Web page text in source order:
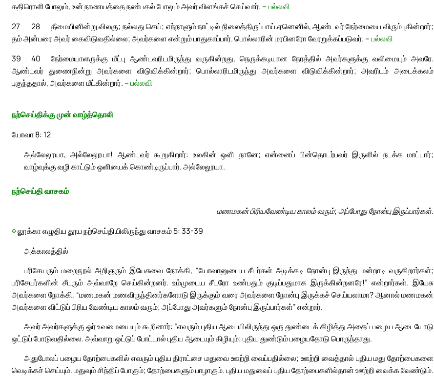
கதிரொளி போலும், உன் நாணயத்தை நண்பகல் போலும் அவர் விளங்கச் செய்வார். –பல்லவி
27
தீமையினின்று விலகு; நல்லது செய்; எந்நாளும் நாட்டில் நிலைத்திருப்பாய்.
28
ஏனெனில், ஆண்டவர் நேர்மையை விரும்புகின்றார்;
தம் அன்பரை அவர் கைவிடுவதில்லை; அவர்களை என்றும் பாதுகாப்பார். பொல்லாரின் மரபினரோ வேரறுக்கப்படுவர். –பல்லவி
39
நேர்மையாளருக்கு மீட்பு ஆண்டவரிடமிருந்து வருகின்றது, நெருக்கடியான நேரத்தில் அவர்களுக்கு வலிமையும் அவரே.
40
ஆண்டவர் துணைநின்று அவர்களை விடுவிக்கின்றார்; பொல்லாரிடமிருந்து அவர்களை விடுவிக்கின்றார்; அவரிடம் அடைக்கலம்
புகுந்ததால், அவர்களை மீட்கின்றார். –பல்லவி
நற்செய்திக்கு முன் வாழ்த்தொலி
யோவா 8: 12
அல்லேலூயா, அல்லேலூயா! ஆண்டவர் கூறுகிறார்: உலகின் ஒளி நானே; என்னைப் பின்தொடர்பவர் இருளில் நடக்க மாட்டார்;
வாழ்வுக்கு வழி காட்டும் ஒளியைக் கொண்டிருப்பார். அல்லேலூயா.
நற்செய்தி வாசகம்
மணமகன் பிரியவேண்டிய காலம் வரும்; அப்போது நோன்பு இருப்பார்கள்.
✠லூக்கா எழுதிய தூய நற்செய்தியிலிருந்து வாசகம் 5: 33-39
அக்காலத்தில்
பரிசேயரும் மறைநூல் அறிஞரும் இயேசுவை நோக்கி, “யோவானுடைய சீடர்கள் அடிக்கடி நோன்பு இருந்து மன்றாடி வருகிறார்கள்;
பரிசேயர்களின் சீடரும் அவ்வாறே செய்கின்றனர். உம்முடைய சீடரோ உண்பதும் குடிப்பதுமாக இருக்கின்றனரே!” என்றார்கள். இயேசு
அவர்களை நோக்கி, “மணமகன் மணவிருந்தினர்களோடு இருக்கும் வரை அவர்களை நோன்பு இருக்கச் செய்யலாமா? ஆனால் மணமகன்
அவர்களை விட்டுப் பிரிய வேண்டிய காலம் வரும்; அப்போது அவர்களும் நோன்பு இருப்பார்கள்” என்றார்.
அவர் அவர்களுக்கு ஓர் உவமையையும் கூறினார்: “எவரும் புதிய ஆடையிலிருந்து ஒரு துண்டைக் கிழித்து அதைப் பழைய ஆடையோடு
ஒட்டுப் போடுவதில்லை. அவ்வாறு ஒட்டுப் போட்டால் புதிய ஆடையும் கிழியும்; புதிய துண்டும் பழையதோடு பொருந்தாது.
அதுபோலப் பழைய தோற்பைகளில் எவரும் புதிய திராட்சை மதுவை ஊற்றி வைப்பதில்லை; ஊற்றி வைத்தால் புதிய மது தோற்பைகளை
வெடிக்கச் செய்யும். மதுவும் சிந்திப் போகும்; தோற்பைகளும் பாழாகும். புதிய மதுவைப் புதிய தோற்பைகளில்தான் ஊற்றி வைக்க வேண்டும்.